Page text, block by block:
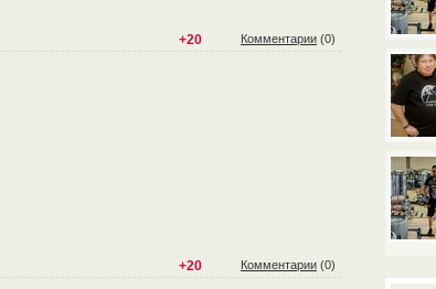
+20 Комментарии (0)
+20 Комментарии (0)